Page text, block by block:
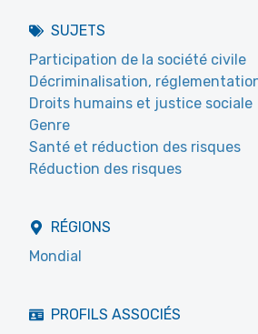
SUJETS
Participation de la société civile
Décriminalisation,
Droits humains et justice sociale
Genre
Santé et réduction des risques
Réduction des risques
RÉGIONS
Mondial
PROFILS ASSOCIÉS